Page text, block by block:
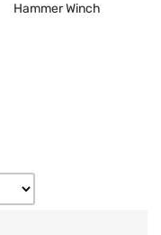
Hammer Winch